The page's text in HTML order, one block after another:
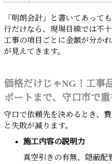
「明朗会計」と書いてあって
行だけなら、現場目線では不
工事の項目ごとに金額が分か
が見えてきます。
価格だけじゃNG！工事
ポートまで、守口市で
守口で依頼先を決めるとき、
と失敗が減ります。
施工内容の説明力
真空引きの有無、隠蔽配